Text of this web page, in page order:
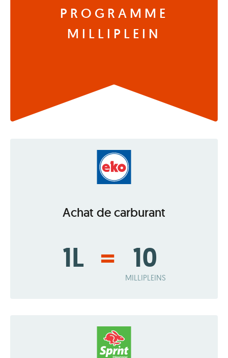
PROGRAMME
MILLIPLEIN
Achat de carburant
1L = 10
MILLIPLEINS